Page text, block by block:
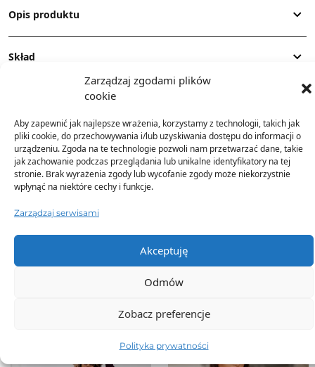
Zarządzaj zgodami plików
cookie
Aby zapewnić jak najlepsze wrażenia, korzystamy z technologii, takich jak
pliki cookie, do przechowywania i/lub uzyskiwania dostępu do informacji o
urządzeniu. Zgoda na te technologie pozwoli nam przetwarzać dane, takie
jak zachowanie podczas przeglądania lub unikalne identyfikatory na tej
stronie. Brak wyrażenia zgody lub wycofanie zgody może niekorzystnie
wpłynąć na niektóre cechy i funkcje.
Zarządzaj serwisami
Akceptuję
Odmów
Zobacz preferencje
Polityka prywatności
Opis produktu
Skład
Dodatkowe informacje
TO SIĘ TERAZ SPRZEDAJE